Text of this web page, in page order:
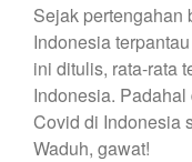
Sejak pertengahan
Indonesia
ini ditulis, rata-rata
Indonesia.
Covid di Indonesia
Waduh, gawat!